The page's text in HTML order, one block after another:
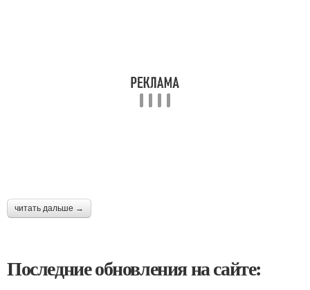
читать дальше →
Последние обновления на сайте: